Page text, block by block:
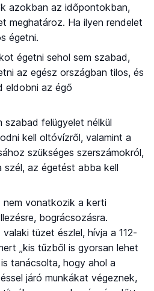
azokban az időpontokban,
meghatároz. Ha ilyen rendelet
égetni.
égetni sehol sem szabad,
az egész országban tilos, és
eldobni az égő
szabad felügyelet nélkül
kell oltóvízről, valamint a
szükséges szerszámokról,
szél, az égetést abba kell
nem vonatkozik a kerti
bográcsozásra.
tüzet észlel, hívja a 112-
„kis tűzből is gyorsan lehet
tanácsolta, hogy ahol a
járó munkákat végeznek,